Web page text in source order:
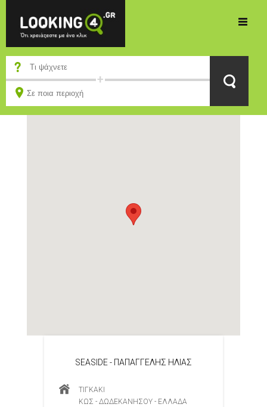
SEASIDE - ΠΑΠΑΓΓΕΛΗΣ ΗΛΙΑΣ
ΤΙΓΚΑΚΙ
ΚΩΣ - ΔΩΔΕΚΑΝΗΣΟΥ - ΕΛΛΑΔΑ